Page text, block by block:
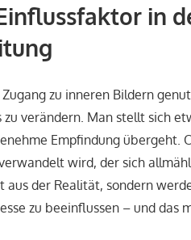
in
zu inneren Bildern
verändern. Man stellt sich
Empfindung übergeht.
wird, der sich
aus der Realität, sondern
zu beeinflussen – und das